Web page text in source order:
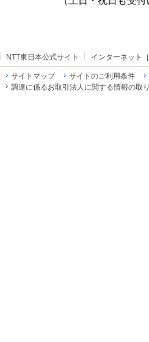
NTT東日本公式サイト インターネット
サイトマップ サイトのご利用条件
調達に係るお取引法人に関する情報の取